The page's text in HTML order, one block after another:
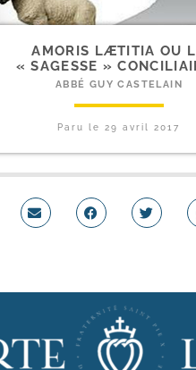
AMORIS LÆTITIA OU
« SAGESSE »
ABBÉ GUY CASTELAIN
Paru le29 avril 2017